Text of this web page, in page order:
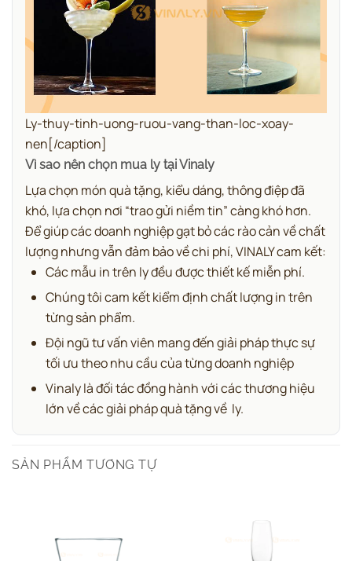
Ly-thuy-tinh-uong-ruou-vang-than-loc-xoay-
nen[/caption]
Vì sao nên chọn mua ly tại Vinaly
Lựa chọn món quà tặng, kiểu dáng, thông điệp đã
khó, lựa chọn nơi “trao gửi niềm tin” càng khó hơn.
Để giúp các doanh nghiệp gạt bỏ các rào cản về chất
lượng nhưng vẫn đảm bảo về chi phí, VINALY cam kết:
Các mẫu in trên ly đều được thiết kế miễn phí.
Chúng tôi cam kết kiểm định chất lượng in trên
từng sản phẩm.
Đội ngũ tư vấn viên mang đến giải pháp thực sự
tối ưu theo nhu cầu của từng doanh nghiệp
Vinaly là đối tác đồng hành với các thương hiệu
lớn về các giải pháp quà tặng về ly.
SẢN PHẨM TƯƠNG TỰ